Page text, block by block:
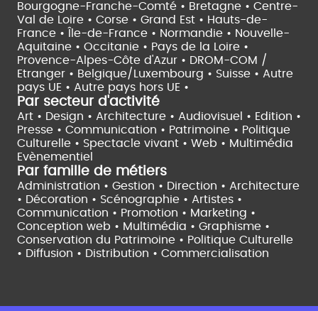
Bourgogne-Franche-Comté • Bretagne • Centre-
Val de Loire • Corse • Grand Est • Hauts-de-
France •
Île-de-France • Normandie • Nouvelle-
Aquitaine • Occitanie • Pays de la Loire •
Provence-Alpes-Côte d'Azur • DROM-COM /
Etranger • Belgique/Luxembourg • Suisse • Autre
pays UE • Autre pays hors UE •
Par secteur d'activité
Art • Design • Architecture • Audiovisuel • Edition •
Presse • Communication • Patrimoine • Politique
Culturelle • Spectacle vivant • Web • Multimédia
Evènementiel
Par famille de métiers
Administration • Gestion • Direction • Architecture
• Décoration • Scénographie • Artistes •
Communication • Promotion • Marketing •
Conception web • Multimédia • Graphisme •
Conservation du Patrimoine • Politique Culturelle
• Diffusion • Distribution • Commercialisation